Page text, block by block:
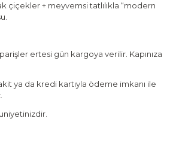
çiçekler + meyvemsi tatlılıkla “modern
ertesi gün kargoya verilir. Kapınıza
ya da kredi kartıyla ödeme imkanı ile